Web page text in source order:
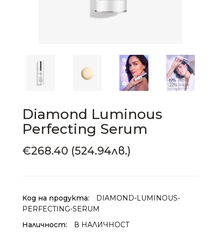
Diamond Luminous
Perfecting Serum
€268.40 (524.94лв.)
Код на продукта:
DIAMOND-LUMINOUS-
PERFECTING-SERUM
Наличност:
В НАЛИЧНОСТ